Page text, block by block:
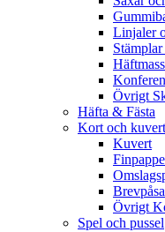
Linjaler
Övrigt
Häfta & Fästa
Kort och kuvert
Kuvert
Övrigt
Spel och pussel